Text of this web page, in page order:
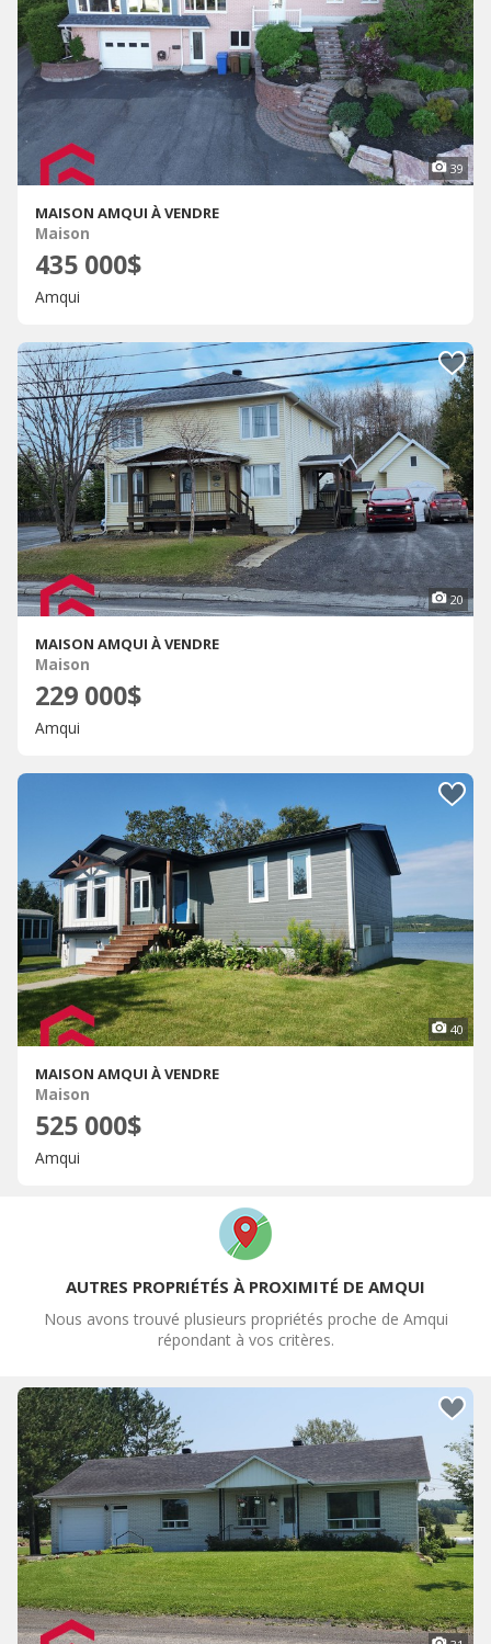
39
MAISON AMQUI À VENDRE
Maison
435 000$
Amqui
20
MAISON AMQUI À VENDRE
Maison
229 000$
Amqui
40
MAISON AMQUI À VENDRE
Maison
525 000$
Amqui
AUTRES PROPRIÉTÉS À PROXIMITÉ DE AMQUI
Nous avons trouvé plusieurs propriétés proche de Amqui
répondant à vos critères.